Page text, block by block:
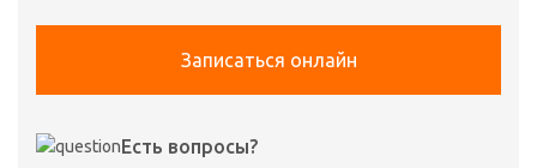
Записаться онлайн
Есть вопросы?